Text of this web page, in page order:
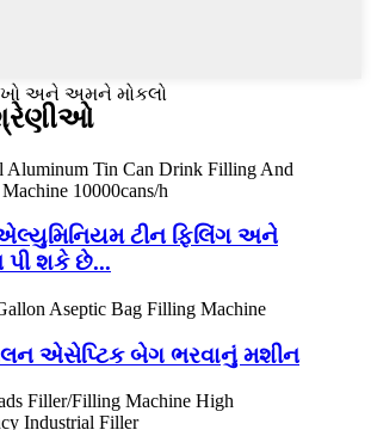
અને અમને મોકલો
શ્રેણીઓ
ટીન ફિલિંગ અને
પી શકે છે...
એસેપ્ટિક બેગ ભરવાનું મશીન